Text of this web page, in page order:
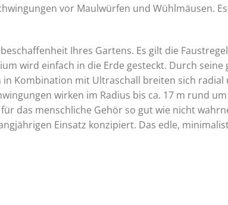
vor Maulwürfen und Wühlmäusen.
Ihres Gartens. Es gilt die
wird einfach in die Erde gesteckt. Durch
in Kombination mit Ultraschall breiten sich
wirken im Radius bis ca. 17 m rund
das menschliche Gehör so gut wie nicht
Einsatz konzipiert. Das edle,